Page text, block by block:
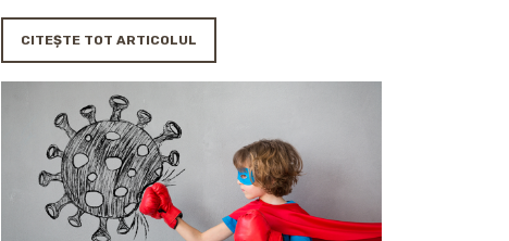
CITEȘTE TOT ARTICOLUL